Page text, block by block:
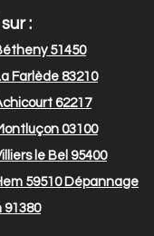
:
51450
Farlède 83210
62217
03100
le Bel 95400
59510Dépannage
91380